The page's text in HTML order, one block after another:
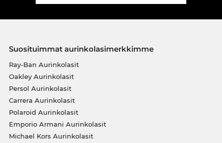
Suosituimmat aurinkolasimerkkimme
Ray-Ban Aurinkolasit
Oakley Aurinkolasit
Persol Aurinkolasit
Carrera Aurinkolasit
Polaroid Aurinkolasit
Emporio Armani Aurinkolasit
Michael Kors Aurinkolasit